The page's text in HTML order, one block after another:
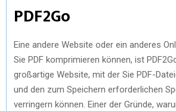
PDF2Go
Eine andere Website oder ein anderes
Sie PDF komprimieren können, ist
großartige Website, mit der Sie PDF-
und den zum Speichern erforderlichen
verringern können. Einer der Gründe,